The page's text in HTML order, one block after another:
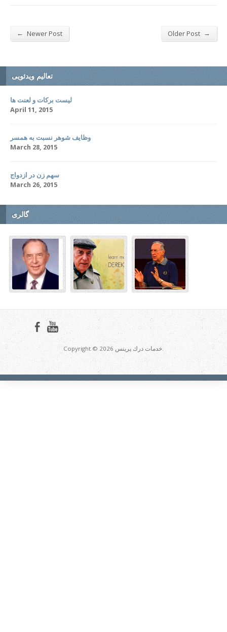
← Newer Post Older Post →
تعالیم ویدئویی
لیست برکات و لعنت ها
April 11, 2015
وظایف شوهر نسبت به همسر
March 28, 2015
سهم زن در ازدواج
March 26, 2015
گالری
Copyright © 2026 خدمات درك پرينس.